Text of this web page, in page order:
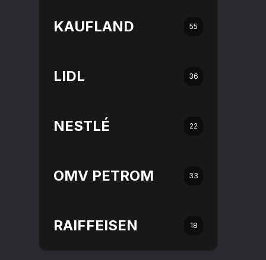
KAUFLAND 55
LIDL 36
NESTLÉ 22
OMV PETROM 33
RAIFFEISEN 18